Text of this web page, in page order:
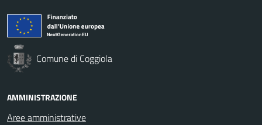
Comune di Coggiola
AMMINISTRAZIONE
Aree amministrative